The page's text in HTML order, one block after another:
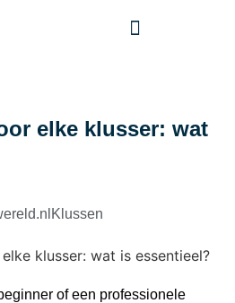
elke klusser: wat
Klussen
of een professionele